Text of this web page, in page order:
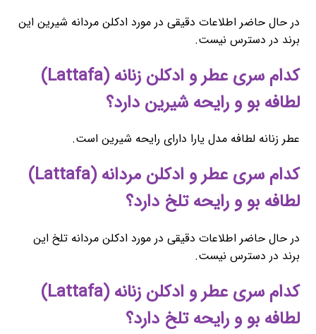
در حال حاضر اطلاعات دقیقی در مورد ادکلن مردانه شیرین این
برند در دسترس نیست.
کدام سری عطر و ادکلن زنانه (Lattafa)
لطافه بو و رایحه شیرین دارد؟
عطر زنانه لطافه مدل یارا دارای رایحه شیرین است.
کدام سری عطر و ادکلن مردانه (Lattafa)
لطافه بو و رایحه تلخ دارد؟
در حال حاضر اطلاعات دقیقی در مورد ادکلن مردانه تلخ این
برند در دسترس نیست.
کدام سری عطر و ادکلن زنانه (Lattafa)
لطافه بو و رایحه تلخ دارد؟